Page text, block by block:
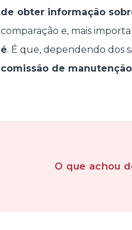
de obter informação
comparação e, mais
é. É que, dependendo dos
comissão de manutenção
O que achou